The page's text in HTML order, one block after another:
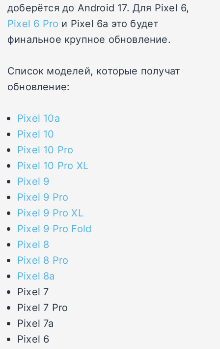
доберётся до Android 17. Для Pixel 6,
Pixel 6 Pro и Pixel 6a это будет
финальное крупное обновление.
Список моделей, которые получат
обновление:
Pixel 10a
Pixel 10
Pixel 10 Pro
Pixel 10 Pro XL
Pixel 9
Pixel 9 Pro
Pixel 9 Pro XL
Pixel 9 Pro Fold
Pixel 8
Pixel 8 Pro
Pixel 8a
Pixel 7
Pixel 7 Pro
Pixel 7a
Pixel 6